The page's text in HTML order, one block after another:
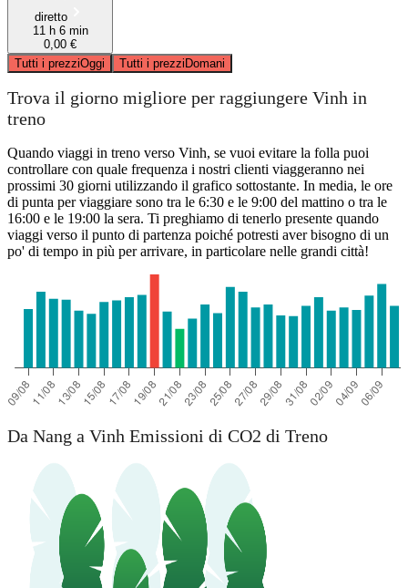
diretto
11 h 6 min
0,00 €
Tutti i prezziOggi Tutti i prezziDomani
Trova il giorno migliore per raggiungere Vinh in
treno
Quando viaggi in treno verso Vinh, se vuoi evitare la folla puoi
controllare con quale frequenza i nostri clienti viaggeranno nei
prossimi 30 giorni utilizzando il grafico sottostante. In media, le ore
di punta per viaggiare sono tra le 6:30 e le 9:00 del mattino o tra le
16:00 e le 19:00 la sera. Ti preghiamo di tenerlo presente quando
viaggi verso il punto di partenza poiché potresti aver bisogno di un
po' di tempo in più per arrivare, in particolare nelle grandi città!
Da Nang a Vinh Emissioni di CO2 di Treno